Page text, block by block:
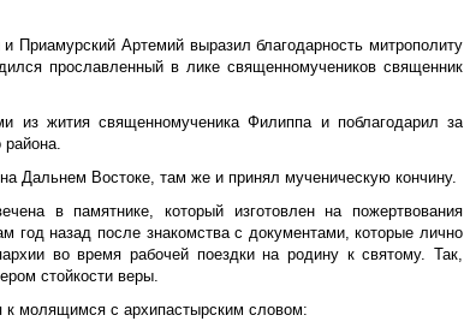
Приамурский Артемий выразил благодарность митрополиту
прославленный в лике священномучеников священник
из жития священномученика Филиппа и поблагодарил за
района.
Дальнем Востоке, там же и принял мученическую кончину.
в памятнике, который изготовлен на пожертвования
назад после знакомства с документами, которые лично
во время рабочей поездки на родину к святому. Так,
стойкости веры.
к молящимся с архипастырским словом: